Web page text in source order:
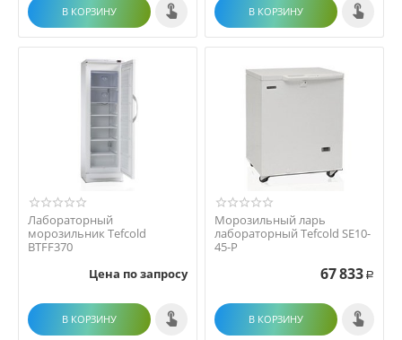
В КОРЗИНУ В КОРЗИНУ
Лабораторный
морозильник Tefcold
BTFF370
Цена по запросу
В КОРЗИНУ
Морозильный ларь
лабораторный Tefcold SE10-
45-P
67 833 Р
В КОРЗИНУ